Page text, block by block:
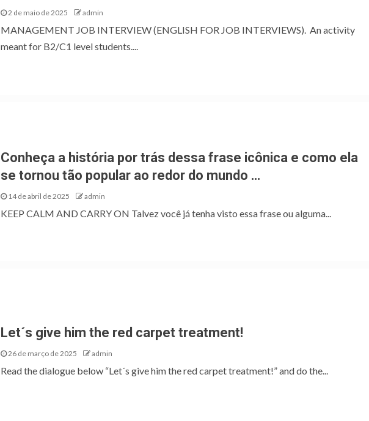
2 de maio de 2025 admin
MANAGEMENT JOB INTERVIEW (ENGLISH FOR JOB INTERVIEWS). An activity
meant for B2/C1 level students....
Conheça a história por trás dessa frase icônica e como ela
se tornou tão popular ao redor do mundo …
14 de abril de 2025 admin
KEEP CALM AND CARRY ON Talvez você já tenha visto essa frase ou alguma...
Let´s give him the red carpet treatment!
26 de março de 2025 admin
Read the dialogue below “Let´s give him the red carpet treatment!” and do the...